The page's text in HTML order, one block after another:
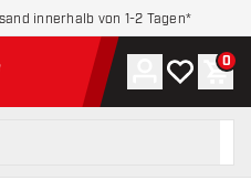
innerhalb von 1-2 Tagen*
Konto
Meine 0